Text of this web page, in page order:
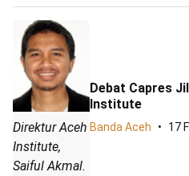
Direktur Aceh
Institute,
Saiful Akmal.
Debat Capres
Institute
Banda Aceh 17